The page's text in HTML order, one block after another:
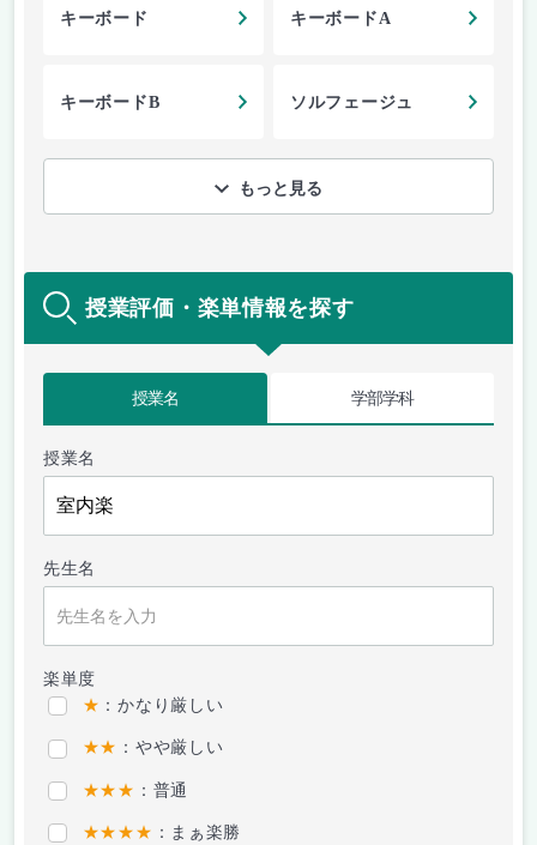
キーボード キーボードA
キーボードB ソルフェージュ
もっと見る
授業評価・楽単情報を探す
授業名 学部学科
授業名
先生名
楽単度
★ ：かなり厳しい
★★ ：やや厳しい
★★★ ：普通
★★★★ ：まぁ楽勝